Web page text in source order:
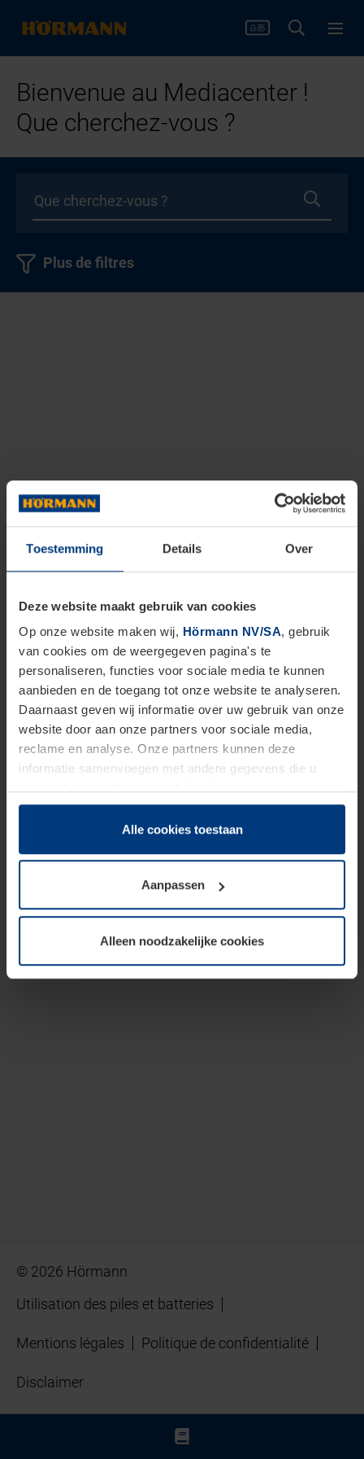
Toestemming Details Over
Deze website maakt gebruik van cookies
Op onze website maken wij, Hörmann NV/SA, gebruik
van cookies om de weergegeven pagina's te
personaliseren, functies voor sociale media te kunnen
aanbieden en de toegang tot onze website te analyseren.
Daarnaast geven wij informatie over uw gebruik van onze
website door aan onze partners voor sociale media,
reclame en analyse. Onze partners kunnen deze
informatie samenvoegen met andere gegevens die u
hun diensten hebben verzameld.
Juridisch hebben wij het recht om cookies op uw
van deze pagina's absoluut vereist is. Voor alle andere
soorten cookies is uw toestemming benodigd. Uw
toestemming kunt u op elk moment bij de uitleg van de
wijzigen of herroepen.
Alle cookies toestaan
Aanpassen
Alleen noodzakelijke cookies
Bienvenue au Mediacenter !
Que cherchez-vous ?
Plus de filtres
© 2026 Hörmann
Utilisation des piles et batteries
Mentions légales Politique de confidentialité
Disclaimer